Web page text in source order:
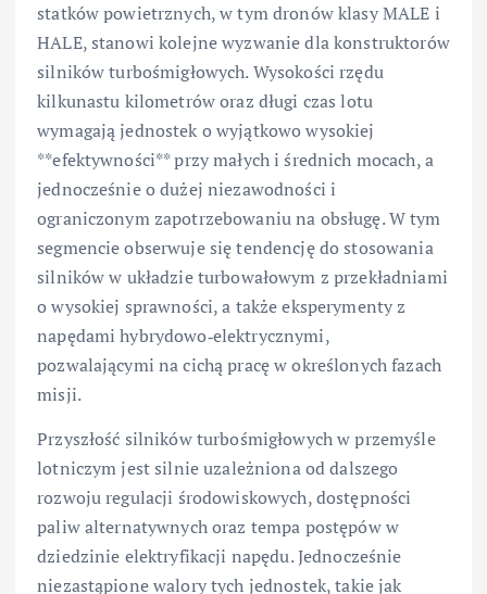
statków powietrznych, w tym dronów klasy MALE i
HALE, stanowi kolejne wyzwanie dla konstruktorów
silników turbośmigłowych. Wysokości rzędu
kilkunastu kilometrów oraz długi czas lotu
wymagają jednostek o wyjątkowo wysokiej
**efektywności** przy małych i średnich mocach, a
jednocześnie o dużej niezawodności i
ograniczonym zapotrzebowaniu na obsługę. W tym
segmencie obserwuje się tendencję do stosowania
silników w układzie turbowałowym z przekładniami
o wysokiej sprawności, a także eksperymenty z
napędami hybrydowo‑elektrycznymi,
pozwalającymi na cichą pracę w określonych fazach
misji.
Przyszłość silników turbośmigłowych w przemyśle
lotniczym jest silnie uzależniona od dalszego
rozwoju regulacji środowiskowych, dostępności
paliw alternatywnych oraz tempa postępów w
dziedzinie elektryfikacji napędu. Jednocześnie
niezastąpione walory tych jednostek, takie jak